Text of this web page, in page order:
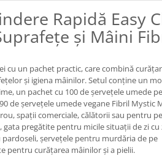
Rapidă Easy
și Mâini
cu un pachet practic, care combină
și igiena mâinilor. Setul conține un
un pachet cu 100 de șervețele umede
de șervețele umede vegane Fibril Mystic
spații comerciale, călătorii sau pentru
pregătite pentru micile situații de zi cu
șervețele pentru murdăria de pe
pentru curățarea mâinilor și a pielii.